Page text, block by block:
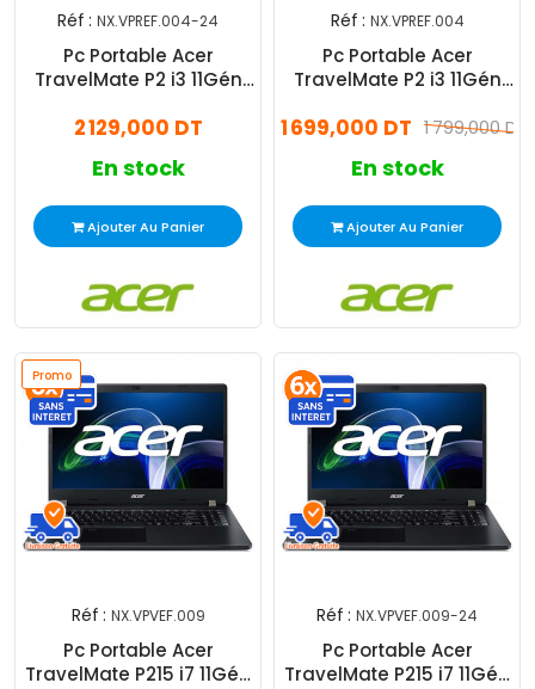
Réf : NX.VPREF.004-24
Pc Portable Acer
TravelMate P2 i3 11Gén
Windows 11 Pro
2 129,000 DT
En stock
Ajouter Au Panier
Réf : NX.VPREF.004
Pc Portable Acer
TravelMate P2 i3 11Gén
11 Pro 1 799,000 DT
1 699,000 DT
En stock
Ajouter Au Panier
Promo
Réf : NX.VPVEF.009
Pc Portable Acer
TravelMate P215 i7 11Gén
Réf : NX.VPVEF.009-24
Pc Portable Acer
TravelMate P215 i7 11Gén